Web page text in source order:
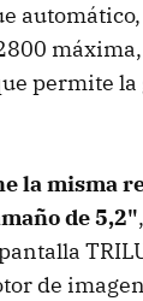
permite
la misma
de 5,2"
de